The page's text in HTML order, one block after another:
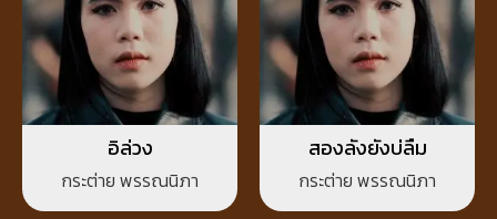
อิล่วง
กระต่าย พรรณนิภา
สองลังยังบ่ลืม
กระต่าย พรรณนิภา